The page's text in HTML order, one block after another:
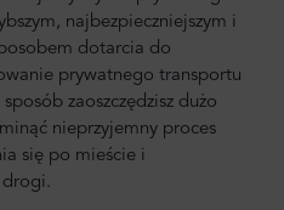
najbezpieczniejszym i
dotarcia do
prywatnego transportu
zaoszczędzisz dużo
nieprzyjemny proces
się po mieście i